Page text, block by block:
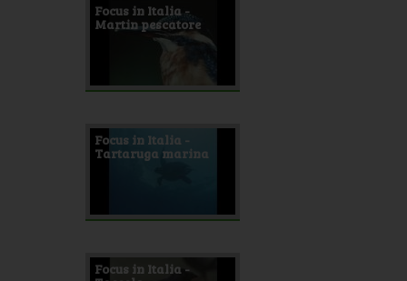
Focus in Italia -
Martin pescatore
Focus in Italia -
Tartaruga marina
Focus in Italia -